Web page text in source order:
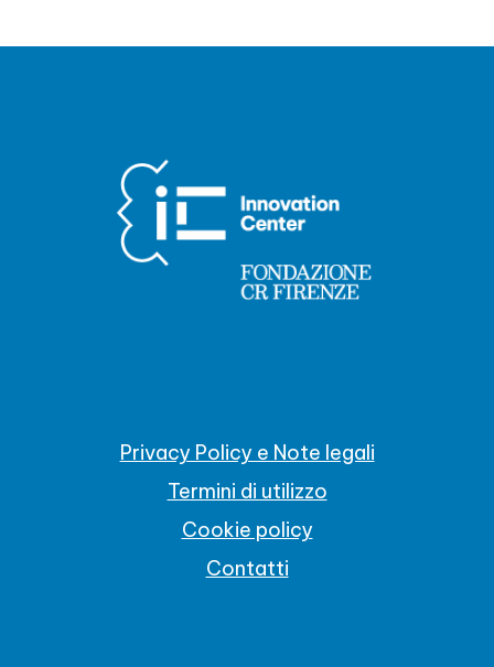
Privacy Policy e Note legali
Termini di utilizzo
Cookie policy
Contatti